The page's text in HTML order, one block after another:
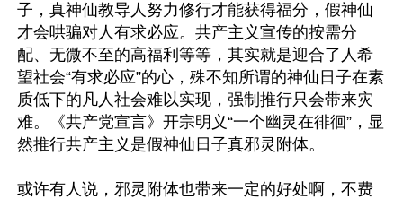
子，真神仙教导人努力修行才能获得福分，假神仙
才会哄骗对人有求必应。共产主义宣传的按需分
配、无微不至的高福利等等，其实就是迎合了人希
望社会“有求必应”的心，殊不知所谓的神仙日子在素
质低下的凡人社会难以实现，强制推行只会带来灾
难。《共产党宣言》开宗明义“一个幽灵在徘徊”，显
然推行共产主义是假神仙日子真邪灵附体。
或许有人说，邪灵附体也带来一定的好处啊，不费